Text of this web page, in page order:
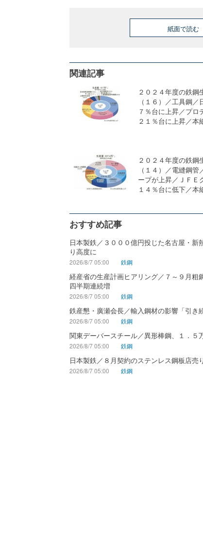
紙面で読む
関連記事
２０２４年度の鉄鋼
（１６）／工具鋼／
７％台に上昇／プロ
２１％台に上昇／本
２０２４年度の鉄鋼
（１４）／電縫鋼管
ープが上昇／ＪＦＥ
１４％台に低下／本
おすすめ記事
日本製鉄／３０００億円投じた名古屋・
り高度に
2026/8/7 05:00 鉄鋼
経産省の生産計画ヒアリング／７～９月粗
四半期連続増
2026/8/7 05:00 鉄鋼
鉄産懇・廣瀬会長／輸入鋼材の影響「引き
2026/8/7 05:00 鉄鋼
関東デーバースチール／異形棒鋼、１．
2026/8/7 05:00 鉄鋼
日本製鉄／８月契約のステンレス鋼板店売
2026/8/7 05:00 鉄鋼